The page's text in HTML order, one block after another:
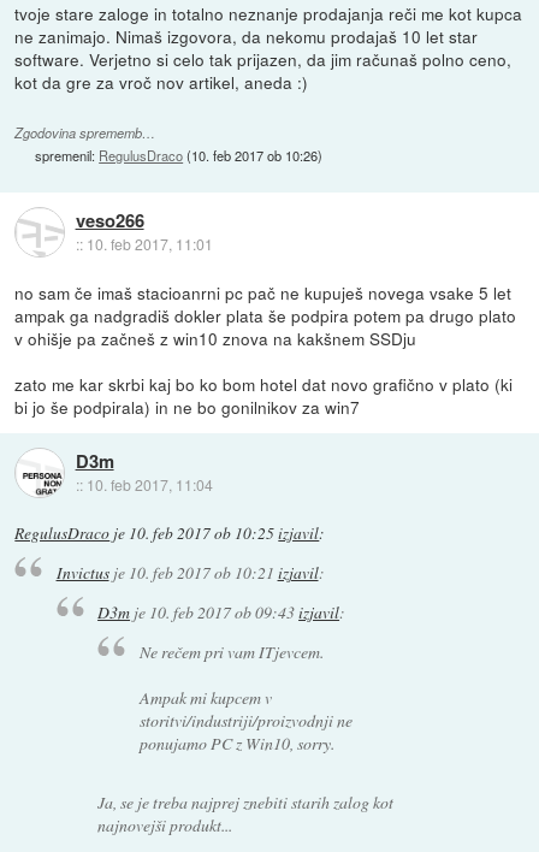
tvoje stare zaloge in totalno neznanje prodajanja reči me kot kupca
ne zanimajo. Nimaš izgovora, da nekomu prodajaš 10 let star
software. Verjetno si celo tak prijazen, da jim računaš polno ceno,
kot da gre za vroč nov artikel, aneda :)
Zgodovina sprememb…
spremenil: RegulusDraco(10. feb 2017 ob 10:26)
veso266
:: 10. feb 2017, 11:01
no sam če imaš stacioanrni pc pač ne kupuješ novega vsake 5 let
ampak ga nadgradiš dokler plata še podpira potem pa drugo plato
v ohišje pa začneš z win10 znova na kakšnem SSDju
zato me kar skrbi kaj bo ko bom hotel dat novo grafično v plato (ki
bi jo še podpirala) in ne bo gonilnikov za win7
D3m
:: 10. feb 2017, 11:04
RegulusDraco je 10. feb 2017 ob 10:25izjavil:
Invictusje 10. feb 2017 ob 10:21 izjavil:
D3m je 10. feb 2017 ob 09:43izjavil:
Ne rečem pri vam ITjevcem.
Ampak mi kupcem v
storitvi/industriji/proizvodnji ne
ponujamo PC z Win10, sorry.
Ja, se je treba najprej znebiti starih zalog kot
najnovejši produkt...